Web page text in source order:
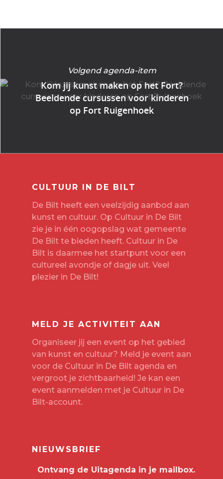
Volgend agenda-item
Kom jij kunst maken op het Fort?
Beeldende cursussen voor kinderen
op Fort Ruigenhoek
CULTUUR IN DE BILT
De Bilt heeft een veelzijdig aanbod aan
kunst en cultuur. Op Cultuur in De Bilt
zie je in één oogopslag wat gemeente
De Bilt te bieden heeft. Cultuur in De
Bilt is daarmee het startpunt voor een
cultureel avondje of dagje uit. Veel
plezier in De Bilt!
MELD JE ACTIVITEIT AAN
Organiseer jij een event op het gebied
van kunst en cultuur? Meld je event aan
voor de Cultuur in De Bilt agenda en
vergroot je zichtbaarheid! Je kan een
event aanmelden met je Cultuur in De
Bilt-account.
NIEUWSBRIEF